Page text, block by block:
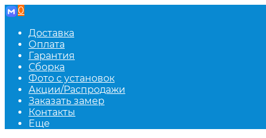
0
Доставка
Оплата
Гарантия
Сборка
Фото с установок
Акции/Распродажи
Заказать замер
Контакты
Еще